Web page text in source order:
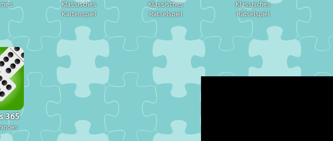
Klassisches
Kartenspiel
Klassisches
Rätselspiel
Klassisches
Rätselspiel
365